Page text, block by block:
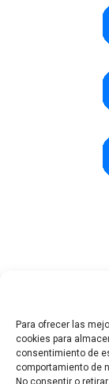
Para ofrecer las
cookies para
consentimiento de
comportamiento de
No consentir o
Todos los